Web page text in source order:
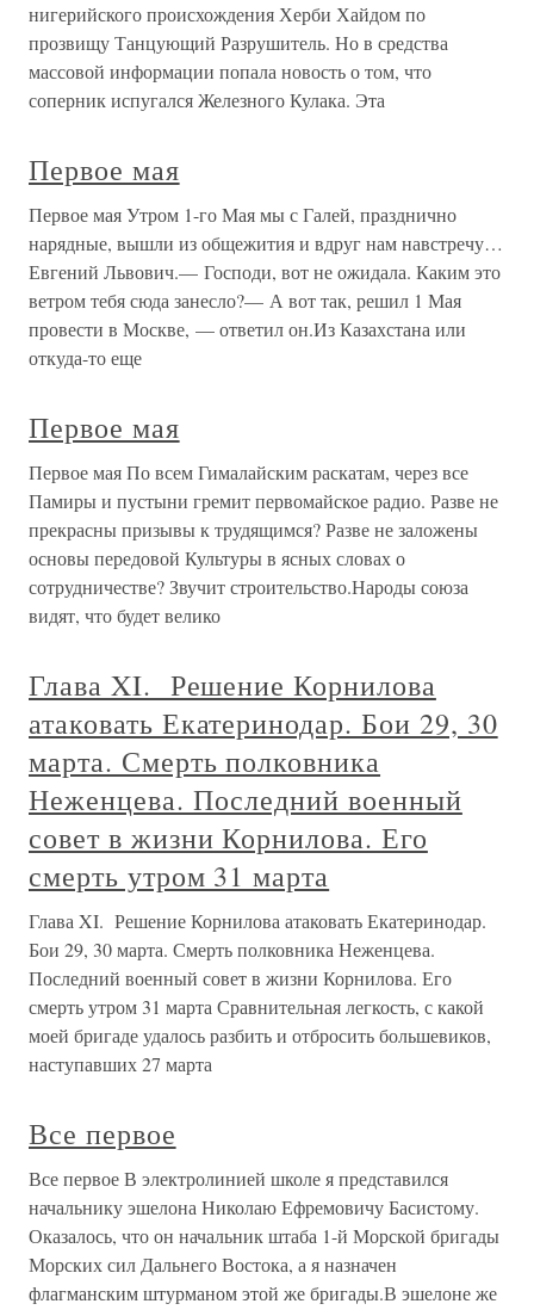
нигерийского происхождения Херби Хайдом по
прозвищу Танцующий Разрушитель. Но в средства
массовой информации попала новость о том, что
соперник испугался Железного Кулака. Эта
Первое мая
Первое мая Утром 1-го Мая мы с Галей, празднично
нарядные, вышли из общежития и вдруг нам навстречу…
Евгений Львович.— Господи, вот не ожидала. Каким это
ветром тебя сюда занесло?— А вот так, решил 1 Мая
провести в Москве, — ответил он.Из Казахстана или
откуда-то еще
Первое мая
Первое мая По всем Гималайским раскатам, через все
Памиры и пустыни гремит первомайское радио. Разве не
прекрасны призывы к трудящимся? Разве не заложены
основы передовой Культуры в ясных словах о
сотрудничестве? Звучит строительство.Народы союза
видят, что будет велико
Глава XI. Решение Корнилова
атаковать Екатеринодар. Бои 29, 30
марта. Смерть полковника
Неженцева. Последний военный
совет в жизни Корнилова. Его
смерть утром 31 марта
Глава XI. Решение Корнилова атаковать Екатеринодар.
Бои 29, 30 марта. Смерть полковника Неженцева.
Последний военный совет в жизни Корнилова. Его
смерть утром 31 марта Сравнительная легкость, с какой
моей бригаде удалось разбить и отбросить большевиков,
наступавших 27 марта
Все первое
Все первое В электролинией школе я представился
начальнику эшелона Николаю Ефремовичу Басистому.
Оказалось, что он начальник штаба 1-й Морской бригады
Морских сил Дальнего Востока, а я назначен
флагманским штурманом этой же бригады.В эшелоне же